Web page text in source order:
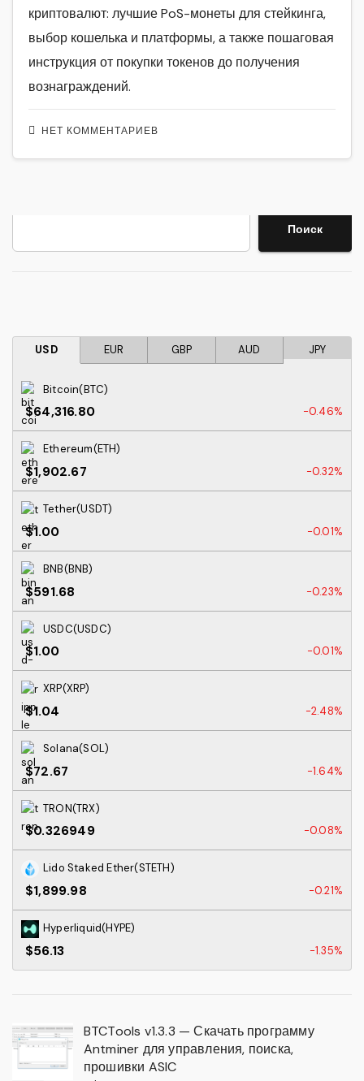
НЕТ КОММЕНТАРИЕВ
криптовалют: лучшие PoS-монеты для стейкинга,
выбор кошелька и платформы, а также пошаговая
инструкция от покупки токенов до получения
вознаграждений.
Поиск
USD EUR GBP AUD JPY
Bitcoin(BTC)
$64,316.80 -0.46%
Ethereum(ETH)
$1,902.67 -0.32%
Tether(USDT)
$1.00 -0.01%
BNB(BNB)
$591.68 -0.23%
USDC(USDC)
$1.00 -0.01%
XRP(XRP)
$1.04 -2.48%
Solana(SOL)
$72.67 -1.64%
TRON(TRX)
$0.326949 -0.08%
Lido Staked Ether(STETH)
$1,899.98 -0.21%
Hyperliquid(HYPE)
$56.13 -1.35%
BTCTools v1.3.3 — Скачать программу
Antminer для управления, поиска,
прошивки ASIC